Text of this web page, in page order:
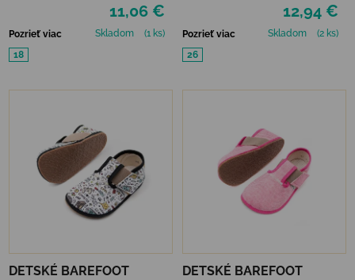
11,06 €
Pozrieť viac Skladom
(1 ks)
18
12,94 €
Pozrieť viac Skladom
(2 ks)
26
DETSKÉ BAREFOOT
DETSKÉ BAREFOOT